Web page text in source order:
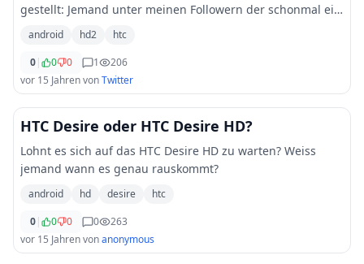
gestellt: Jemand unter meinen Followern der schonmal ein
HTC HD2 auf Android umgepolt hat ? followerpower please
android hd2
htc
0| 0 0 1
206
vor 15 JahrenvonTwitter
HTC Desire oder HTC Desire HD?
Lohnt es sich auf das HTC Desire HD zu warten? Weiss
jemand wann es genau rauskommt?
android hd desire
htc
0| 0 0 0
263
vor 15 Jahrenvonanonymous